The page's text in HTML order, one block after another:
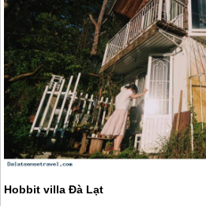
Hobbit villa Đà Lạt